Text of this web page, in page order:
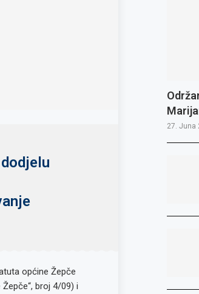
općine Žepče
broj 4/09) i
27. Juna